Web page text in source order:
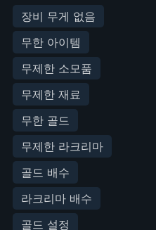
장비 무게 없음
무한 아이템
무제한 소모품
무제한 재료
무한 골드
무제한 라크리마
골드 배수
라크리마 배수
골드 설정